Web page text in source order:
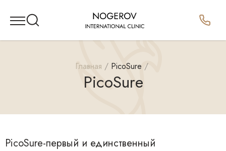
Главная PicoSure
PicoSure
PicoSure-первый и единственный